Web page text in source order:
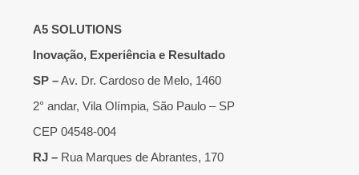
A5 SOLUTIONS
Inovação, Experiência e Resultado
SP –Av. Dr. Cardoso de Melo, 1460
2° andar, Vila Olímpia, São Paulo – SP
CEP 04548-004
RJ – Rua Marques de Abrantes, 170